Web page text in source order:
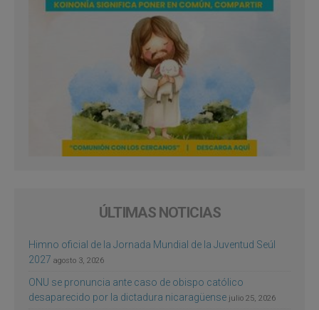
ÚLTIMAS NOTICIAS
Himno oficial de la Jornada Mundial de la Juventud Seúl
2027 agosto 3, 2026
ONU se pronuncia ante caso de obispo católico
desaparecido por la dictadura nicaragüense julio 25, 2026